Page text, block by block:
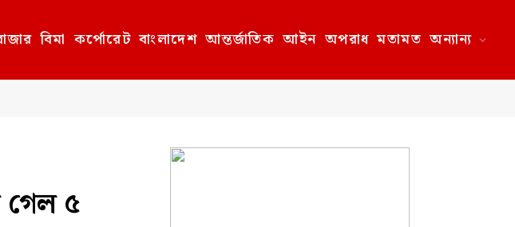
বিমা কর্পোরেট বাংলাদেশ আন্তর্জাতিক আইন অপরাধ মতামত অন্যান্য
গেল ৫